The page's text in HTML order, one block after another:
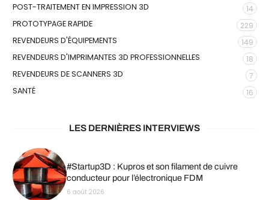
POST-TRAITEMENT EN IMPRESSION 3D
14
PROTOTYPAGE RAPIDE
229
REVENDEURS D'ÉQUIPEMENTS
149
REVENDEURS D'IMPRIMANTES 3D PROFESSIONNELLES
18
REVENDEURS DE SCANNERS 3D
7
SANTÉ
16
LES DERNIÈRES INTERVIEWS
#Startup3D : Kupros et son filament de cuivre
conducteur pour l’électronique FDM
6 août 2026